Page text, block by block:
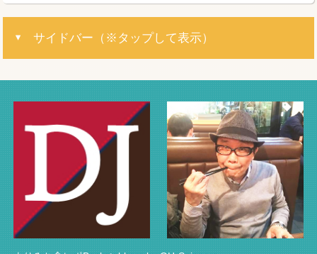
サイドバー（※タップして表示）